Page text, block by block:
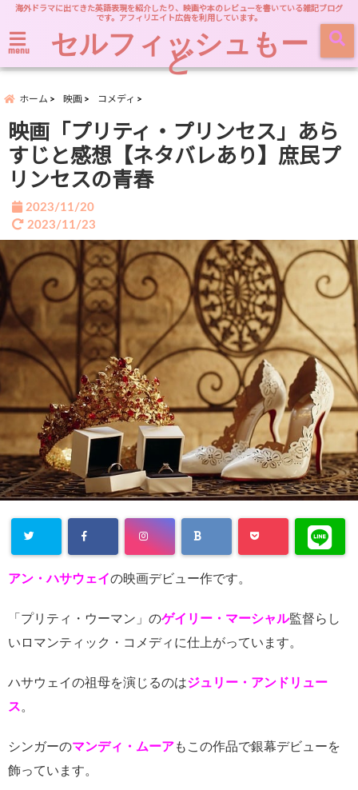
海外ドラマに出てきた英語表現を紹介したり、映画や本のレビューを書いている雑記ブログ
です。アフィリエイト広告を利用しています。
menu セルフィッシュもー
ど
ホーム 映画 コメディ
映画「プリティ・プリンセス」あら
すじと感想【ネタバレあり】庶民プ
リンセスの青春
2023/11/20
2023/11/23
array key
"Twitter" in
ght31/head
flower.com/
public_html
アン・ハサウェイの映画デビュー作です。
「プリティ・ウーマン」のゲイリー・マーシャル監督らし
いロマンティック・コメディに仕上がっています。
ハサウェイの祖母を演じるのはジュリー・アンドリュー
ス。
シンガーのマンディ・ムーアもこの作品で銀幕デビューを
飾っています。